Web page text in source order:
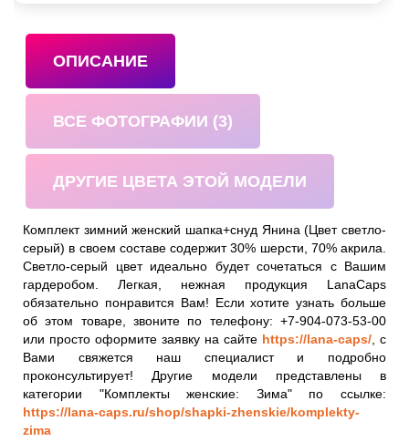
ОПИСАНИЕ
ВСЕ ФОТОГРАФИИ (3)
ДРУГИЕ ЦВЕТА ЭТОЙ МОДЕЛИ
Комплект зимний женский шапка+снуд Янина (Цвет светло-
серый) в своем составе содержит 30% шерсти, 70% акрила.
Светло-серый цвет идеально будет сочетаться с Вашим
гардеробом. Легкая, нежная продукция LanaCaps
обязательно понравится Вам! Если хотите узнать больше
об этом товаре, звоните по телефону: +7-904-073-53-00
или просто оформите заявку на сайте https://lana-caps/, с
Вами свяжется наш специалист и подробно
проконсультирует! Другие модели представлены в
категории "Комплекты женские: Зима" по ссылке:
https://lana-caps.ru/shop/shapki-zhenskie/komplekty-
zima